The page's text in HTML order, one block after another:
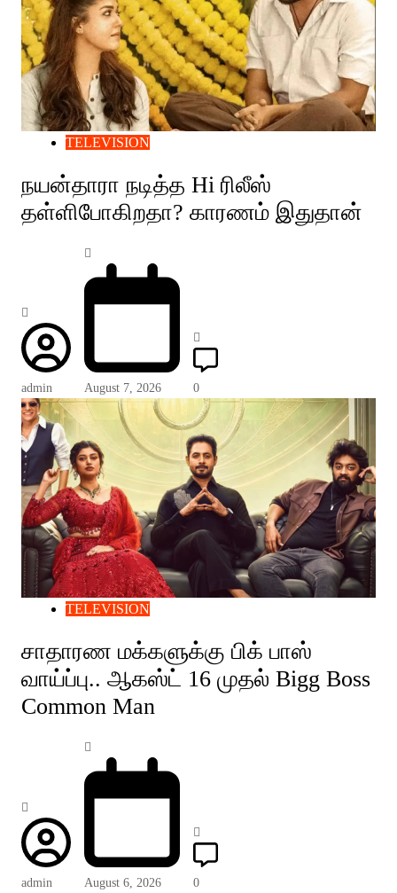
TELEVISION
நயன்தாரா நடித்த Hi ரிலீஸ்
தள்ளிபோகிறதா? காரணம் இதுதான்
admin August 7, 2026 0
TELEVISION
சாதாரண மக்களுக்கு பிக் பாஸ்
வாய்ப்பு.. ஆகஸ்ட் 16 முதல் Bigg Boss
Common Man
admin August 6, 2026 0